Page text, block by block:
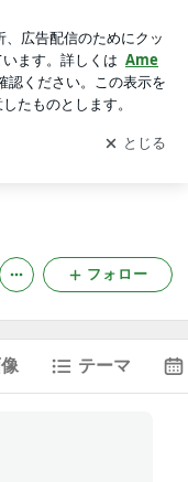
を受け取りまし
開く
フォロー
テーマ